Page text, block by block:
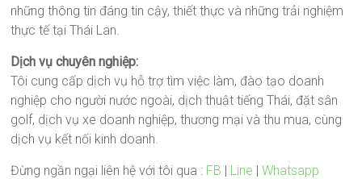
những thông tin đáng tin cậy, thiết thực và những trải nghiệm
thực tế tại Thái Lan.
Dịch vụ chuyên nghiệp:
Tôi cung cấp dịch vụ hỗ trợ tìm việc làm, đào tạo doanh
nghiệp cho người nước ngoài, dịch thuật tiếng Thái, đặt sân
golf, dịch vụ xe doanh nghiệp, thương mại và thu mua, cùng
dịch vụ kết nối kinh doanh.
Đừng ngần ngại liên hệ với tôi qua : FB | Line |Whatsapp